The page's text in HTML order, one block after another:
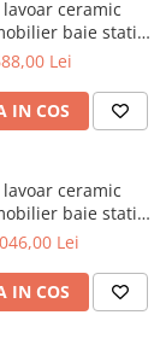
lavoar ceramic
baie stativ
MDF, 2 usi, 2
alb/antracit
Lei
IN COS
lavoar ceramic
baie stativ
MDF, 2 sertare,
alb
Lei
IN COS